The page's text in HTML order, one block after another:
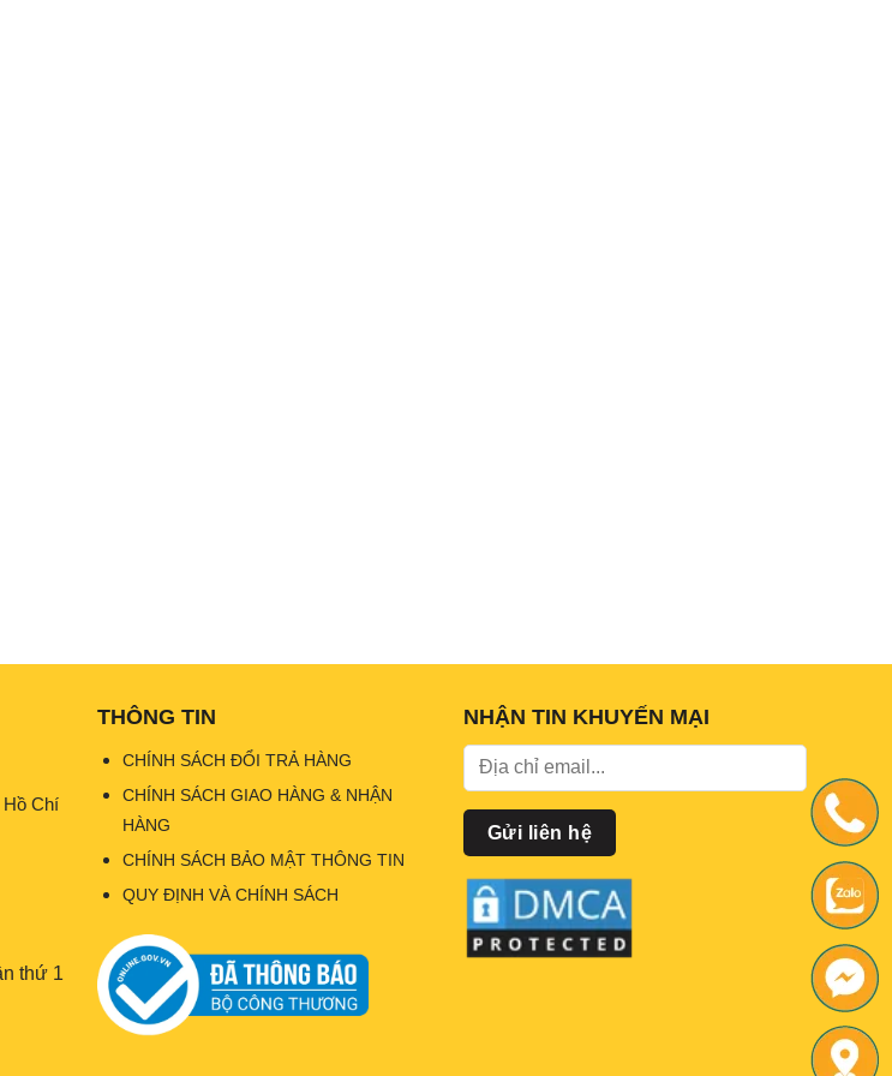
Hồ Chí
thứ 1
THÔNG TIN
CHÍNH SÁCH ĐỔI TRẢ HÀNG
CHÍNH SÁCH GIAO HÀNG & NHẬN
HÀNG
CHÍNH SÁCH BẢO MẬT THÔNG TIN
QUY ĐỊNH VÀ CHÍNH SÁCH
NHẬN TIN KHUYẾN MẠI